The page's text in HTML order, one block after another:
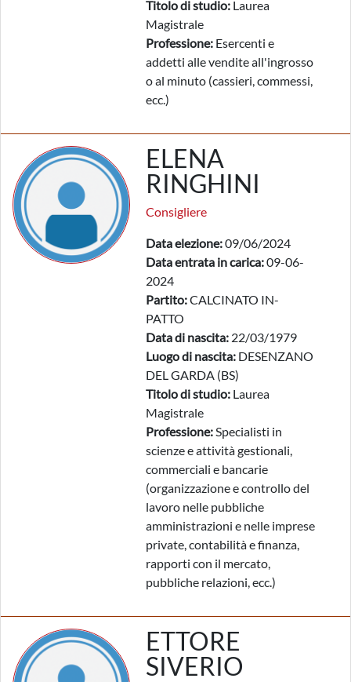
Titolo di studio: Laurea
Magistrale
Professione: Esercenti e
addetti alle vendite all'ingrosso
o al minuto (cassieri, commessi,
ecc.)
ELENA
RINGHINI
Consigliere
Data elezione:09/06/2024
Data entrata in carica:09-06-
2024
Partito:CALCINATO IN-
PATTO
Data di nascita: 22/03/1979
Luogo di nascita: DESENZANO
DEL GARDA (BS)
Titolo di studio: Laurea
Magistrale
Professione:Specialisti in
scienze e attività gestionali,
commerciali e bancarie
(organizzazione e controllo del
lavoro nelle pubbliche
amministrazioni e nelle imprese
private, contabilità e finanza,
rapporti con il mercato,
pubbliche relazioni, ecc.)
ETTORE
SIVERIO